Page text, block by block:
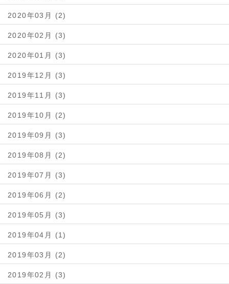
2020年03月 (2)
2020年02月 (3)
2020年01月 (3)
2019年12月 (3)
2019年11月 (3)
2019年10月 (2)
2019年09月 (3)
2019年08月 (2)
2019年07月 (3)
2019年06月 (2)
2019年05月 (3)
2019年04月 (1)
2019年03月 (2)
2019年02月 (3)